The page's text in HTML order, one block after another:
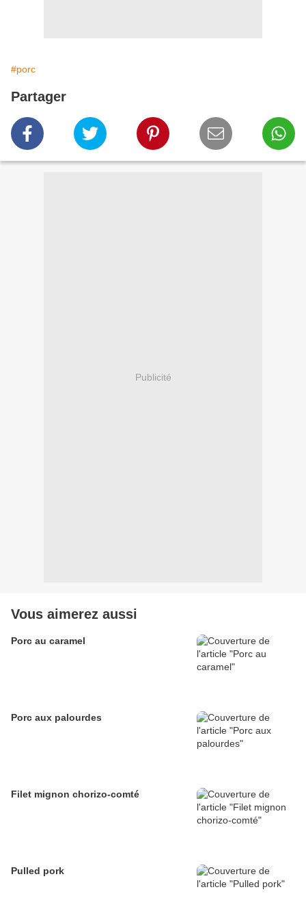
#porc
Partager
Publicité
Vous aimerez aussi
Porc au caramel
Porc aux palourdes
Filet mignon chorizo-comté
Pulled pork